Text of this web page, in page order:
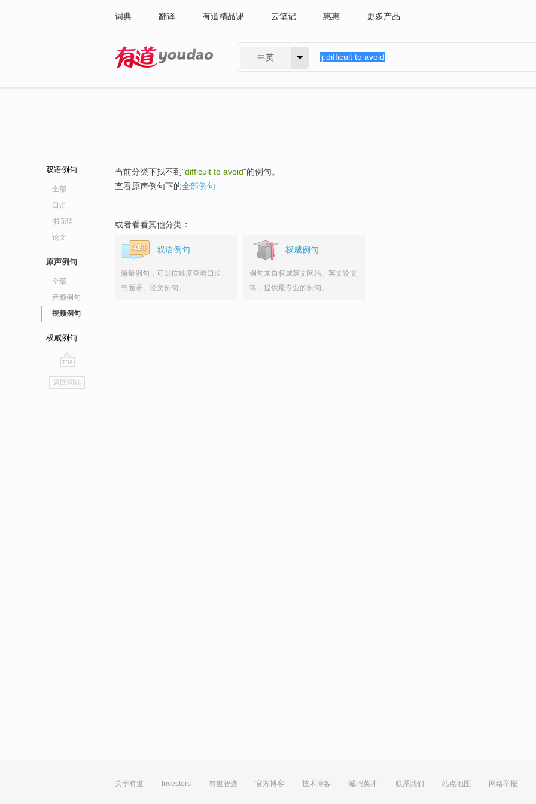
词典 翻译 有道精品课 云笔记 惠惠 更多产品
中英
双语例句
全部
口语
书面语
论文
原声例句
全部
音频例句
视频例句
权威例句
go
top
返回词典
当前分类下找不到"difficult to avoid"的例句。
查看原声例句下的全部例句
或者看看其他分类：
双语例句
海量例句，可以按难度查看口语、
书面语、论文例句。
权威例句
例句来自权威英文网站、英文论文
等，提供最专业的例句。
关于有道 Investors 有道智选 官方博客 技术博客 诚聘英才 联系我们 站点地图 网络举报